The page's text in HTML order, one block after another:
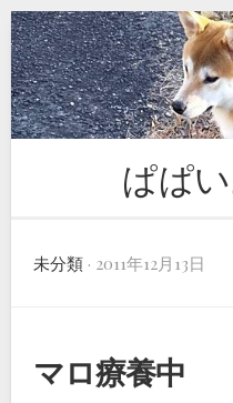
Skip
to
content
ぱぱ
未分類 · 2011年12月13日
マロ療養中